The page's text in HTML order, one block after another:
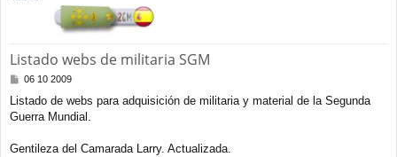
Listado webs de militaria SGM
M
n
s
j
06 10 2009
Listado de webs para adquisición de militaria y material de la Segunda
Guerra Mundial.
Gentileza del Camarada Larry. Actualizada.